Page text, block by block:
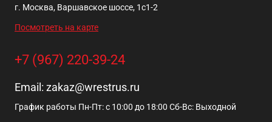
г. Москва, Варшавское шоссе, 1с1-2
Посмотреть на карте
+7 (967) 220-39-24
Email: zakaz@wrestrus.ru
График работы Пн-Пт: с 10:00 до 18:00 Сб-Вс: Выходной